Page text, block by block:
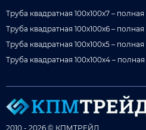
Труба квадратная 100x100x7 –
Труба квадратная 100x100x6 –
Труба квадратная 100x100x5 –
Труба квадратная 100x100x4 –
2010 - 2026 © КПМТРЕЙД